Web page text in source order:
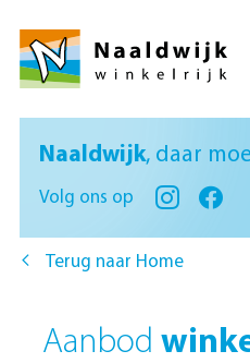
Naaldwijk, daar
Volg ons op
Terug naar Home
Aanbod